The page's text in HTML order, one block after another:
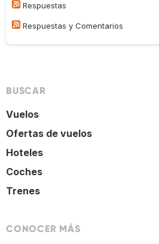
Respuestas
Respuestas y Comentarios
BUSCAR
Vuelos
Ofertas de vuelos
Hoteles
Coches
Trenes
CONOCER MÁS